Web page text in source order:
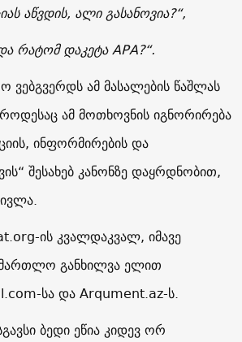
აწვდის, ალი გასანოვია?“,
რატომ დაკეტა АРА?“.
ვებგვერდს ამ მასალების წაშლას
ამ მოთხოვნის იგნორირება
ინფორმირების და
შესახებ კანონზე დაყრდნობით,
ის კვალდაკვალ, იმავე
განხილვა ელით
სა და Arqument.az-ს.
ბედი ეწია კიდევ ორ